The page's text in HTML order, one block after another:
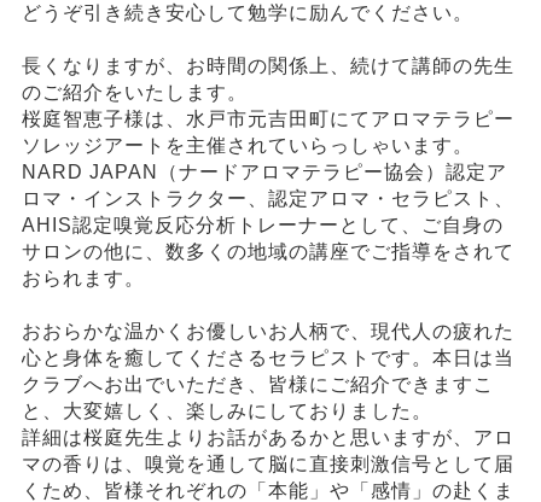
どうぞ引き続き安心して勉学に励んでください。
長くなりますが、お時間の関係上、続けて講師の先生
のご紹介をいたします。
桜庭智恵子様は、水戸市元吉田町にてアロマテラピー
ソレッジアートを主催されていらっしゃいます。
NARD JAPAN（ナードアロマテラピー協会）認定ア
ロマ・インストラクター、認定アロマ・セラピスト、
AHIS認定嗅覚反応分析トレーナーとして、ご自身の
サロンの他に、数多くの地域の講座でご指導をされて
おられます。
おおらかな温かくお優しいお人柄で、現代人の疲れた
心と身体を癒してくださるセラピストです。本日は当
クラブへお出でいただき、皆様にご紹介できますこ
と、大変嬉しく、楽しみにしておりました。
詳細は桜庭先生よりお話があるかと思いますが、アロ
マの香りは、嗅覚を通して脳に直接刺激信号として届
くため、皆様それぞれの「本能」や「感情」の赴くま